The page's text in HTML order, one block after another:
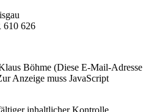
610 626
Böhme (Diese E-Mail-Adresse
Anzeige muss JavaScript
inhaltlicher Kontrolle